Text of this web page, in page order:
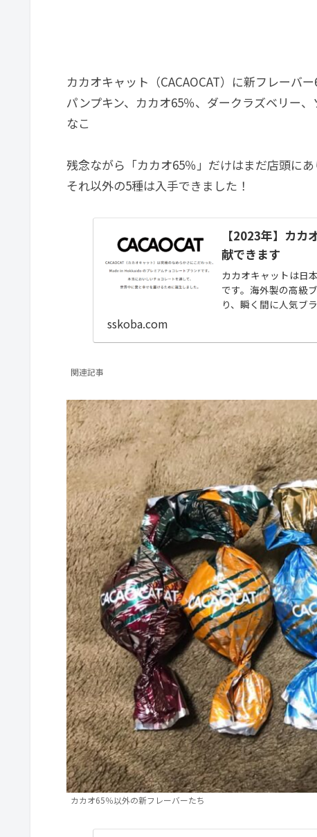
カカオキャット（CACAOCAT）に新フレーバー
パンプキン、カカオ65％、ダークラズベリー
なこ
残念ながら「カカオ65％」だけはまだ店頭にあ
それ以外の5種は入手できました！
【2023年】カ
献できます
カカオキャットは日
です。海外製の高級
り、瞬く間に人気ブ
sskoba.com
関連記事
カカオ65％以外の新フレーバーたち